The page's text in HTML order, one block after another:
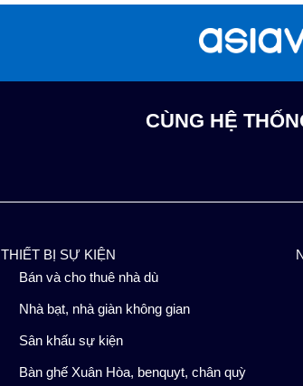
CÙNG HỆ
THIẾT BỊ SỰ KIỆN
Bán và cho thuê nhà dù
Nhà bạt, nhà giàn không gian
Sân khấu sự kiện
Bàn ghế Xuân Hòa, benquyt, chân quỳ